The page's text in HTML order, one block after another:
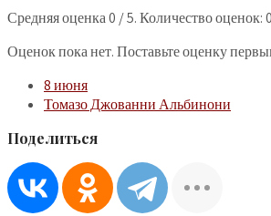
Средняя оценка0 / 5. Количество оценок:0
Оценок пока нет. Поставьте оценку
8 июня
Томазо Джованни Альбинони
Поделиться